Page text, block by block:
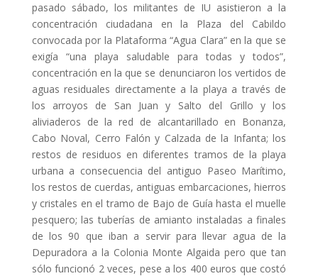
pasado sábado, los militantes de IU asistieron a la
concentración ciudadana en la Plaza del Cabildo
convocada por la Plataforma “Agua Clara” en la que se
exigía “una playa saludable para todas y todos”,
concentración en la que se denunciaron los vertidos de
aguas residuales directamente a la playa a través de
los arroyos de San Juan y Salto del Grillo y los
aliviaderos de la red de alcantarillado en Bonanza,
Cabo Noval, Cerro Falón y Calzada de la Infanta; los
restos de residuos en diferentes tramos de la playa
urbana a consecuencia del antiguo Paseo Marítimo,
los restos de cuerdas, antiguas embarcaciones, hierros
y cristales en el tramo de Bajo de Guía hasta el muelle
pesquero; las tuberías de amianto instaladas a finales
de los 90 que iban a servir para llevar agua de la
Depuradora a la Colonia Monte Algaida pero que tan
sólo funcionó 2 veces, pese a los 400 euros que costó